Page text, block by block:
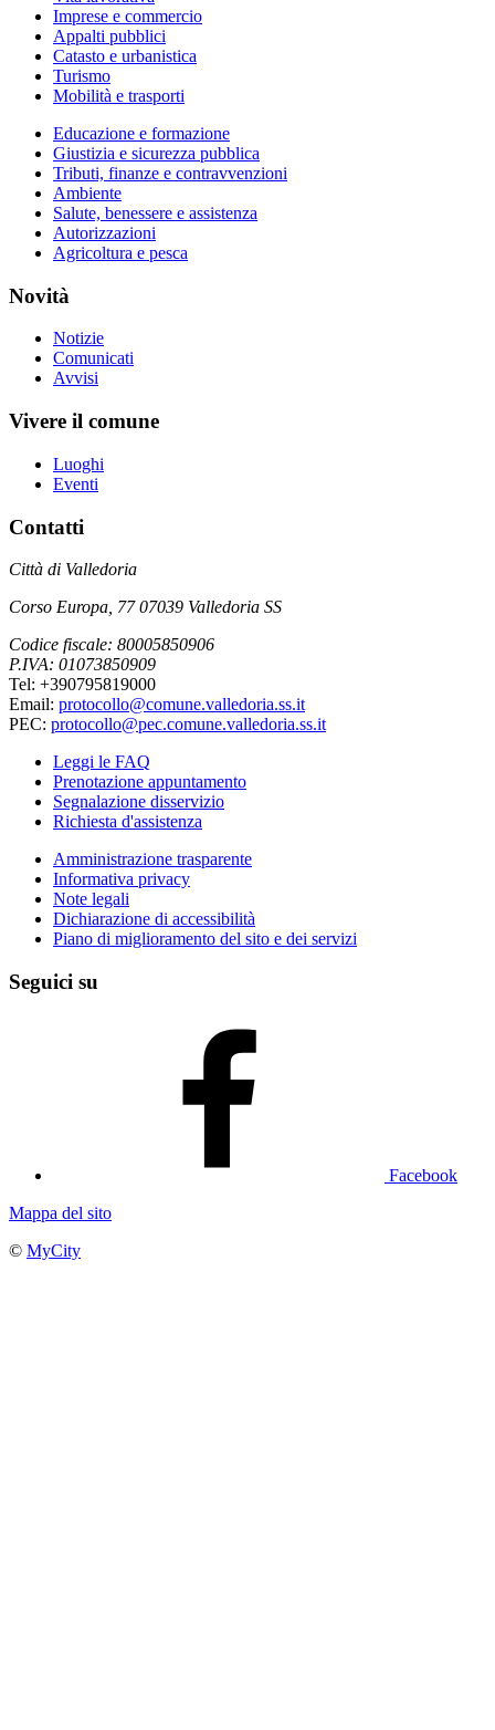
Imprese e commercio
Appalti pubblici
Catasto e urbanistica
Turismo
Mobilità e trasporti
Educazione e formazione
Giustizia e sicurezza pubblica
Tributi, finanze e contravvenzioni
Ambiente
Salute, benessere e assistenza
Autorizzazioni
Agricoltura e pesca
Novità
Notizie
Comunicati
Avvisi
Vivere il comune
Luoghi
Eventi
Contatti
Città di Valledoria
Corso Europa, 77 07039 Valledoria SS
Codice fiscale: 80005850906
P.IVA: 01073850909
Tel: +390795819000
Email: protocollo@comune.valledoria.ss.it
PEC: protocollo@pec.comune.valledoria.ss.it
Leggi le FAQ
Prenotazione appuntamento
Segnalazione disservizio
Richiesta d'assistenza
Amministrazione trasparente
Informativa privacy
Note legali
Dichiarazione di accessibilità
Piano di miglioramento del sito e dei servizi
Seguici su
Facebook
Mappa del sito
© MyCity